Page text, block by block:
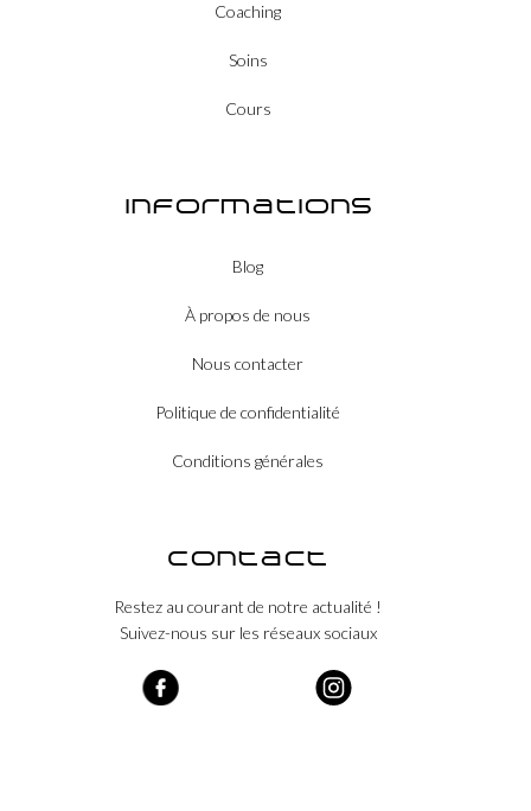
Coaching
Soins
Cours
Informations
Blog
À propos de nous
Nous contacter
Politique de confidentialité
Conditions générales
Contact
Restez au courant de notre actualité !
Suivez-nous sur les réseaux sociaux